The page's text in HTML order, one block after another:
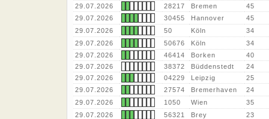
29.07.2026
28217 Bremen
45
29.07.2026
30455 Hannover
45
29.07.2026
50 Köln
34
29.07.2026
50676 Köln
34
29.07.2026
46414 Borken
40
29.07.2026
38372 Büddenstedt
24
29.07.2026
04229 Leipzig
25
29.07.2026
27574 Bremerhaven
24
29.07.2026
1050 Wien
35
29.07.2026
56321 Brey
23